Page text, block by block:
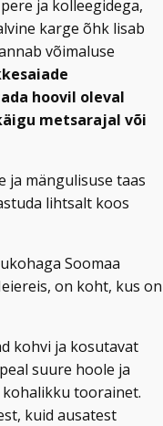
ja kolleegidega,
karge õhk lisab
võimaluse
hoovil oleval
metsarajal või
ja mängulisuse taas
lihtsalt koos
Soomaa
on koht, kus on
kohvi ja kosutavat
suure hoole ja
toorainet.
kuid ausatest